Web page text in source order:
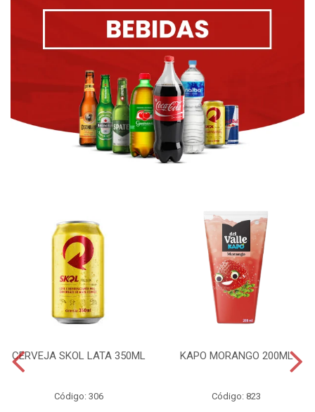
CERVEJA SKOL LATA 350ML
Código: 306
KAPO MORANGO 200ML
Código: 823